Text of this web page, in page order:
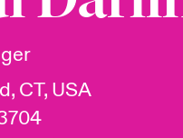
En portada
CT, USA